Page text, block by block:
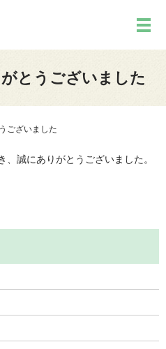
とうございました
ございました
誠にありがとうございました。